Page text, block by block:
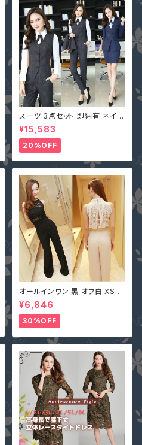
スーツ 3点セット 即納有 ネイビ
ー グレー S M L 2L 3L 4L 大
きいサイズ パンツ or スカート＋
ジャケット＋ベスト ストライプ X
Z-X10083
¥15,583
20%OFF
オールインワン 黒 オフ白 XS-X
L 即納 パンツドレス 襟ビジュー
フェイクパール レース シースル
ー ホルターネック 背中開き オ
フホワイト 無地 2161366
¥6,846
30%OFF